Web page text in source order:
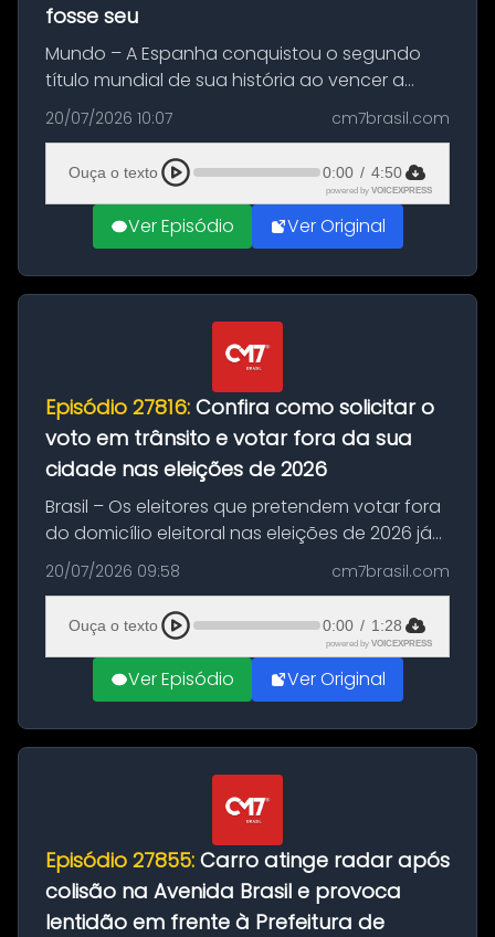
fosse seu
Mundo – A Espanha conquistou o segundo
título mundial de sua história ao vencer a
Argentina por 1 a 0, neste domingo (19), na
decisão da Copa do Mundo de 2026. Depois
de um duelo sem gols durante o te...
20/07/2026 10:07 cm7brasil.com
Ouça o texto 0:00 / 4:50
powered by VOICEXPRESS
Ver Episódio Ver Original
Episódio 27816: Confira como solicitar o
voto em trânsito e votar fora da sua
cidade nas eleições de 2026
Brasil – Os eleitores que pretendem votar fora
do domicílio eleitoral nas eleições de 2026 já
podem solicitar o voto em trânsito a partir
desta segunda-feira (20). O pedido pode ser
feito até 20 de ag...
20/07/2026 09:58 cm7brasil.com
Ouça o texto 0:00 / 1:28
powered by VOICEXPRESS
Ver Episódio Ver Original
Episódio 27855: Carro atinge radar após
colisão na Avenida Brasil e provoca
lentidão em frente à Prefeitura de